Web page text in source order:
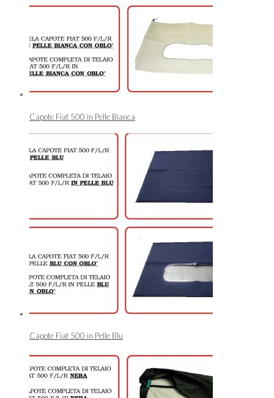
Capote Fiat 500 in Pelle Bianca
Capote Fiat 500 in Pelle Blu